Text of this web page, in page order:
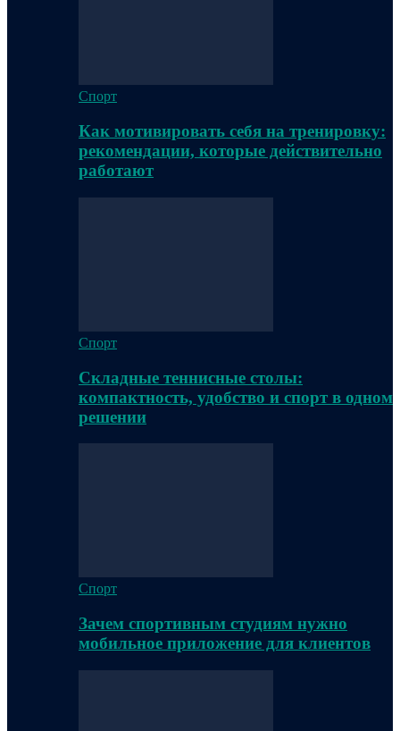
Спорт
Как мотивировать себя на тренировку:
рекомендации, которые действительно
работают
Спорт
Складные теннисные столы:
компактность, удобство и спорт в одном
решении
Спорт
Зачем спортивным студиям нужно
мобильное приложение для клиентов